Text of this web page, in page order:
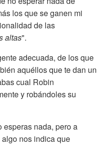
los que se ganen mi
de las
altas".
adecuada, de los que
aquéllos que te dan un
cual Robin
y robándoles su
esperas nada, pero a
nos indica que